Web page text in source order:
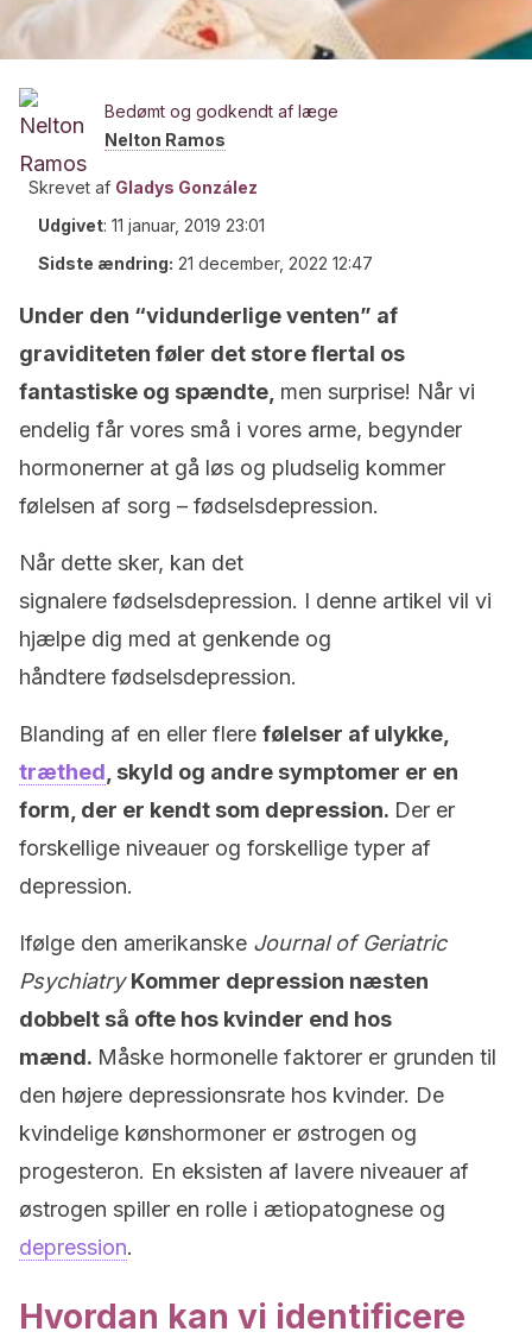
Bedømt og godkendt af læge
Nelton Ramos
Skrevet af Gladys González
Udgivet: 11 januar, 2019 23:01
Sidste ændring: 21 december, 2022 12:47
Under den “vidunderlige venten” af
graviditeten føler det store flertal os
fantastiske og spændte, men surprise! Når vi
endelig får vores små i vores arme, begynder
hormonerner at gå løs og pludselig kommer
følelsen af sorg – fødselsdepression.
Når dette sker, kan det
signalere fødselsdepression. I denne artikel vil vi
hjælpe dig med at genkende og
håndtere fødselsdepression.
Blanding af en eller flere følelser af ulykke,
træthed , skyld og andre symptomer er en
form, der er kendt som depression. Der er
forskellige niveauer og forskellige typer af
depression.
Ifølge den amerikanske Journal of Geriatric
PsychiatryKommer depression næsten
dobbelt så ofte hos kvinder end hos
mænd. Måske hormonelle faktorer er grunden til
den højere depressionsrate hos kvinder. De
kvindelige kønshormoner er østrogen og
progesteron. En eksisten af lavere niveauer af
østrogen spiller en rolle i ætiopatognese og
depression.
Hvordan kan vi identificere